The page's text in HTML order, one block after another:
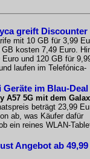
greift Discounter
mit 10 GB für 3,99
kosten 7,49 Euro.
und 120 GB für
laufen im Telefónica-
Geräte im Blau-Deal
A57 5G mit dem
beträgt 23,99
ab, was Käufer dafür
ein reines WLAN-
Angebot ab 49,99